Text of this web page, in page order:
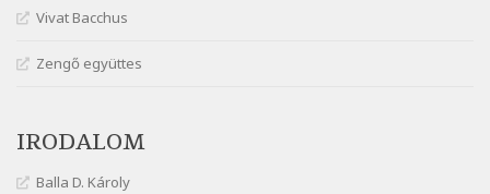
Szélkiáltó
Márai Sándor: Hol vagyok?
Szélkiáltó
Márai Sándor: Ujjgyakorlat 8
Vivat Bacchus
Zengő együttes
IRODALOM
Balla D. Károly